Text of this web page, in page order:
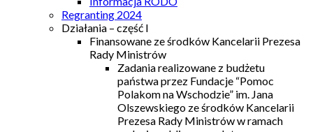
Regranting 2024
Działania – część I
Finansowane ze środków Kancelarii Prezesa
Rady Ministrów
Zadania realizowane z budżetu
państwa przez Fundacje “Pomoc
Polakom na Wschodzie” im. Jana
Olszewskiego ze środków Kancelarii
Prezesa Rady Ministrów w ramach